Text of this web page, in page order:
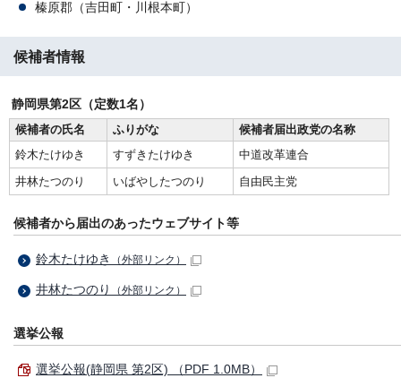
榛原郡（吉田町・川根本町）
候補者情報
静岡県第2区（定数1名）
候補者の氏名
ふりがな
候補者届出政党の名称
鈴木たけゆき
すずきたけゆき
中道改革連合
井林たつのり
いばやしたつのり 自由民主党
候補者から届出のあったウェブサイト等
鈴木たけゆき （外部リンク）
井林たつのり （外部リンク）
選挙公報
選挙公報(静岡県 第2区) （PDF 1.0MB）